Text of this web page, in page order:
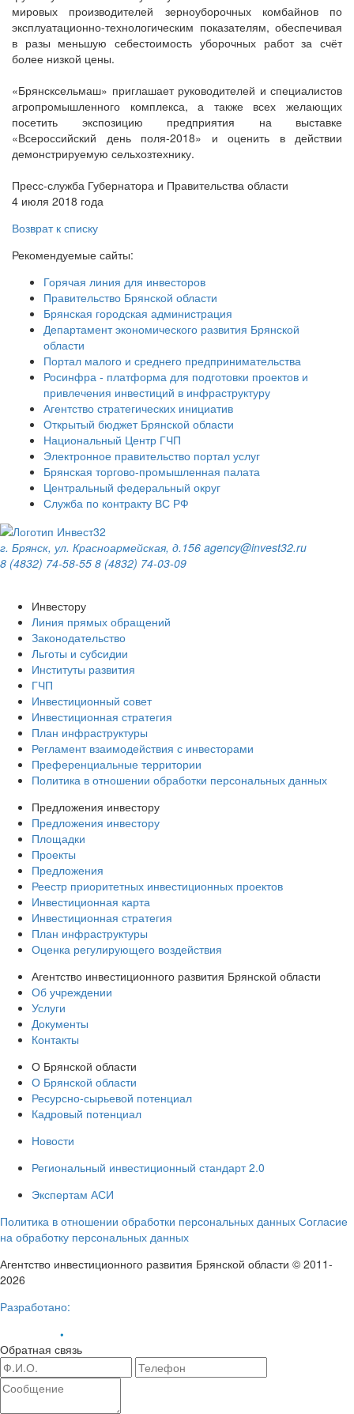
мировых производителей зерноуборочных комбайнов по
эксплуатационно-технологическим показателям, обеспечивая
в разы меньшую себестоимость уборочных работ за счёт
более низкой цены.
«Брянсксельмаш» приглашает руководителей и специалистов
агропромышленного комплекса, а также всех желающих
посетить экспозицию предприятия на выставке
«Всероссийский день поля-2018» и оценить в действии
демонстрируемую сельхозтехнику.
Пресс-служба Губернатора и Правительства области
4 июля 2018 года
Возврат к списку
Рекомендуемые сайты:
Горячая линия для инвесторов
Правительство Брянской области
Брянская городская администрация
Департамент экономического развития Брянской
области
Портал малого и среднего предпринимательства
Росинфра - платформа для подготовки проектов и
привлечения инвестиций в инфраструктуру
Агентство стратегических инициатив
Открытый бюджет Брянской области
Национальный Центр ГЧП
Электронное правительство портал услуг
Брянская торгово-промышленная палата
Центральный федеральный округ
Служба по контракту ВС РФ
г. Брянск, ул. Красноармейская, д.156 agency@invest32.ru
8 (4832) 74-58-55 8 (4832) 74-03-09
Инвестору
Линия прямых обращений
Законодательство
Льготы и субсидии
Институты развития
ГЧП
Инвестиционный совет
Инвестиционная стратегия
План инфраструктуры
Регламент взаимодействия с инвесторами
Преференциальные территории
Политика в отношении обработки персональных данных
Предложения инвестору
Предложения инвестору
Площадки
Проекты
Предложения
Реестр приоритетных инвестиционных проектов
Инвестиционная карта
Инвестиционная стратегия
План инфраструктуры
Оценка регулирующего воздействия
Агентство инвестиционного развития Брянской области
Об учреждении
Услуги
Документы
Контакты
О Брянской области
О Брянской области
Ресурсно-сырьевой потенциал
Кадровый потенциал
Новости
Региональный инвестиционный стандарт 2.0
Экспертам АСИ
Политика в отношении обработки персональных данных Согласие
на обработку персональных данных
Агентство инвестиционного развития Брянской области © 2011-
2026
Разработано:
Обратная связь